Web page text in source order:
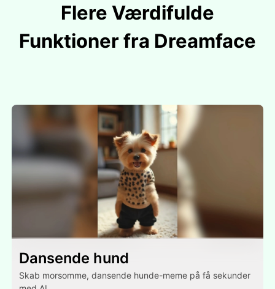
Flere Værdifulde
Funktioner fra Dreamface
Dansende hund
Skab morsomme, dansende hunde-meme på få sekunder